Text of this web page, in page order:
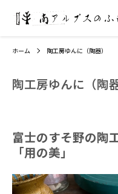
ホーム 陶工房ゆんに（陶器）
陶工房ゆんに（陶器
富士のすそ野の陶
「用の美」